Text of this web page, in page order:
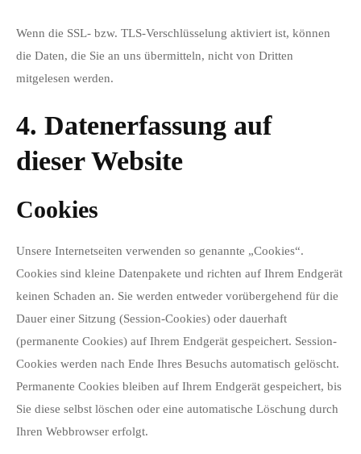
Wenn die SSL- bzw. TLS-Verschlüsselung aktiviert ist, können
die Daten, die Sie an uns übermitteln, nicht von Dritten
mitgelesen werden.
4. Datenerfassung auf
dieser Website
Cookies
Unsere Internetseiten verwenden so genannte „Cookies“.
Cookies sind kleine Datenpakete und richten auf Ihrem Endgerät
keinen Schaden an. Sie werden entweder vorübergehend für die
Dauer einer Sitzung (Session-Cookies) oder dauerhaft
(permanente Cookies) auf Ihrem Endgerät gespeichert. Session-
Cookies werden nach Ende Ihres Besuchs automatisch gelöscht.
Permanente Cookies bleiben auf Ihrem Endgerät gespeichert, bis
Sie diese selbst löschen oder eine automatische Löschung durch
Ihren Webbrowser erfolgt.